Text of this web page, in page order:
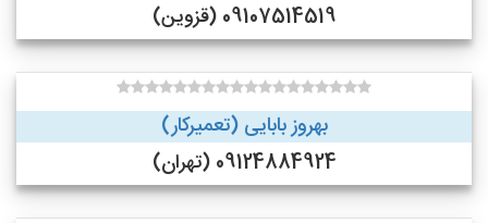
09107514519 (قزوین)
بهروز بابایی (تعمیرکار)
09124884924 (تهران)